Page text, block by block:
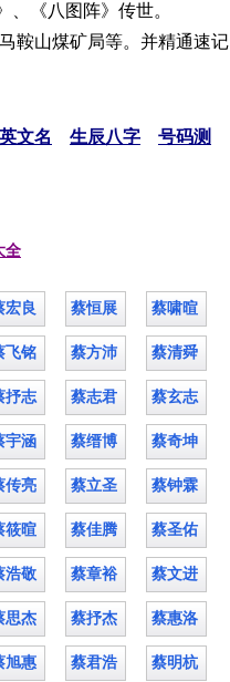
《八图阵》传世。
鞍山煤矿局等。并精通速记
文名 生辰八字
号码测
全
宏良 蔡恒展 蔡啸暄
飞铭 蔡方沛 蔡清舜
抒志 蔡志君 蔡玄志
宇涵 蔡缙博 蔡奇坤
传亮 蔡立圣 蔡钟霖
筱暄 蔡佳腾 蔡圣佑
浩敬 蔡章裕 蔡文进
思杰 蔡抒杰 蔡惠洛
旭惠 蔡君浩 蔡明杭